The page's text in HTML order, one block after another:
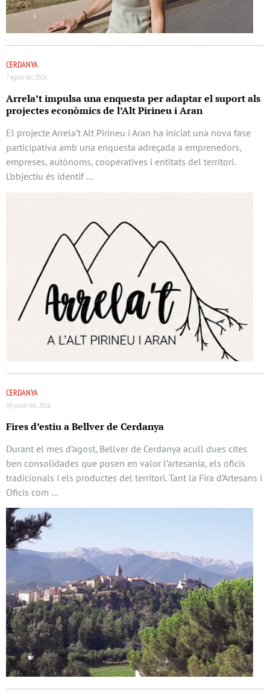
CERDANYA
7 agost del 2026
Arrela’t impulsa una enquesta per adaptar el suport als
projectes econòmics de l’Alt Pirineu i Aran
El projecte Arrela’t Alt Pirineu i Aran ha iniciat una nova fase
participativa amb una enquesta adreçada a emprenedors,
empreses, autònoms, cooperatives i entitats del territori.
L’objectiu és identif …
CERDANYA
30 juliol del 2026
Fires d’estiu a Bellver de Cerdanya
Durant el mes d’agost, Bellver de Cerdanya acull dues cites
ben consolidades que posen en valor l’artesania, els oficis
tradicionals i els productes del territori. Tant la Fira d’Artesans i
Oficis com …